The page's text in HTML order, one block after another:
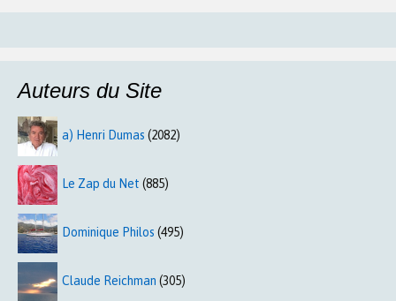
Auteurs du Site
a) Henri Dumas (2082)
Le Zap du Net (885)
Dominique Philos (495)
Claude Reichman (305)